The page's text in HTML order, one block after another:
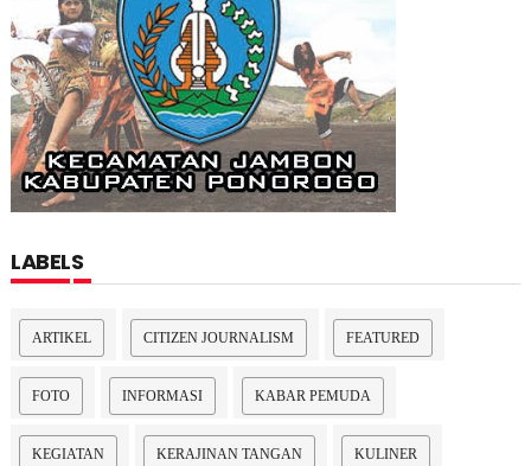
LABELS
ARTIKEL CITIZEN JOURNALISM FEATURED
FOTO INFORMASI KABAR PEMUDA
KEGIATAN KERAJINAN TANGAN KULINER